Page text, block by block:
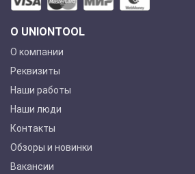
О UNIONTOOL
О компании
Реквизиты
Наши работы
Наши люди
Контакты
Обзоры и новинки
Вакансии